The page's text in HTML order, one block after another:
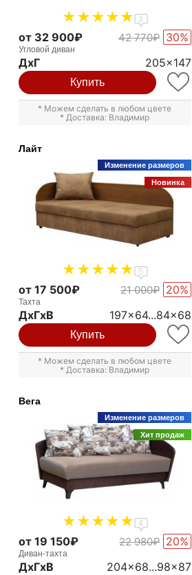
3
от 32 900₽ 42 770₽ 30%
Угловой диван
ДxГ 205x147
Купить
* Можем сделать в любом цвете
* Доставка: Владимир
Лайт
Изменение размеров
Новинка
5
от 17 500₽ 21 000₽ 20%
Тахта
ДxГxВ 197x64...84x68
Купить
* Можем сделать в любом цвете
* Доставка: Владимир
Вега
Изменение размеров
Хит продаж
4
от 19 150₽ 22 980₽ 20%
Диван-тахта
ДxГxВ 204x68...98x87